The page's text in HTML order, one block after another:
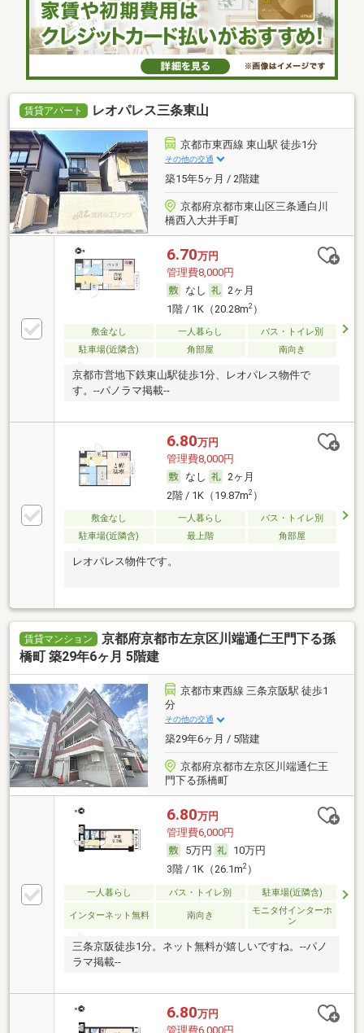
賃貸アパート レオパレス三条東山
京都市東西線 東山駅 徒歩1分
その他の交通
築15年5ヶ月 / 2階建
京都府京都市東山区三条通白川
橋西入大井手町
6.70万円
管理費8,000円
なし
2ヶ月
1階 / 1K（20.28m2）
敷金なし 一人暮らし
バス・トイレ別
駐車場(近隣含)
角部屋 南向き
京都市営地下鉄東山駅徒歩1分、レオパレス物件で
す。--パノラマ掲載--
6.80万円
管理費8,000円
なし
2ヶ月
2階 / 1K（19.87m2）
敷金なし 一人暮らし
バス・トイレ別
駐車場(近隣含)
最上階 角部屋
レオパレス物件です。
賃貸マンション
京都府京都市左京区川端通仁王門下る孫
橋町 築29年6ヶ月 5階建
京都市東西線 三条京阪駅 徒歩1
分
その他の交通
築29年6ヶ月 / 5階建
京都府京都市左京区川端通仁王
門下る孫橋町
6.80万円
管理費6,000円
5万円
10万円
3階 / 1K（26.1m2）
一人暮らし バス・トイレ別 駐車場(近隣含)
インターネット無料 南向き
モニタ付インターホ
ン
三条京阪徒歩1分。ネット無料が嬉しいですね。--パノ
ラマ掲載--
6.80万円
管理費6,000円